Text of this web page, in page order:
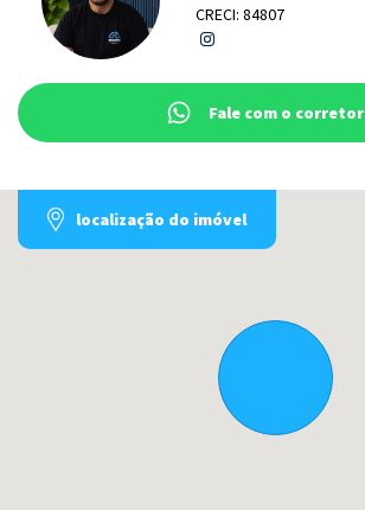
CRECI: 84807
Fale com o corretor
localização do imóvel